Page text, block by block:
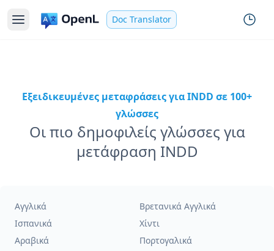
Doc Translator
Εξειδικευμένες μεταφράσεις για INDD σε 100+
γλώσσες
Οι πιο δημοφιλείς γλώσσες για
μετάφραση INDD
Αγγλικά
Βρετανικά Αγγλικά
Ισπανικά
Χίντι
Αραβικά
Πορτογαλικά